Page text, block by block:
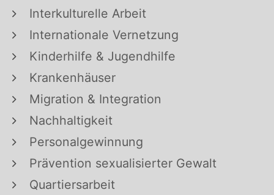
Interkulturelle Arbeit
Internationale Vernetzung
Kinderhilfe & Jugendhilfe
Krankenhäuser
Migration & Integration
Nachhaltigkeit
Personalgewinnung
Prävention sexualisierter Gewalt
Quartiersarbeit